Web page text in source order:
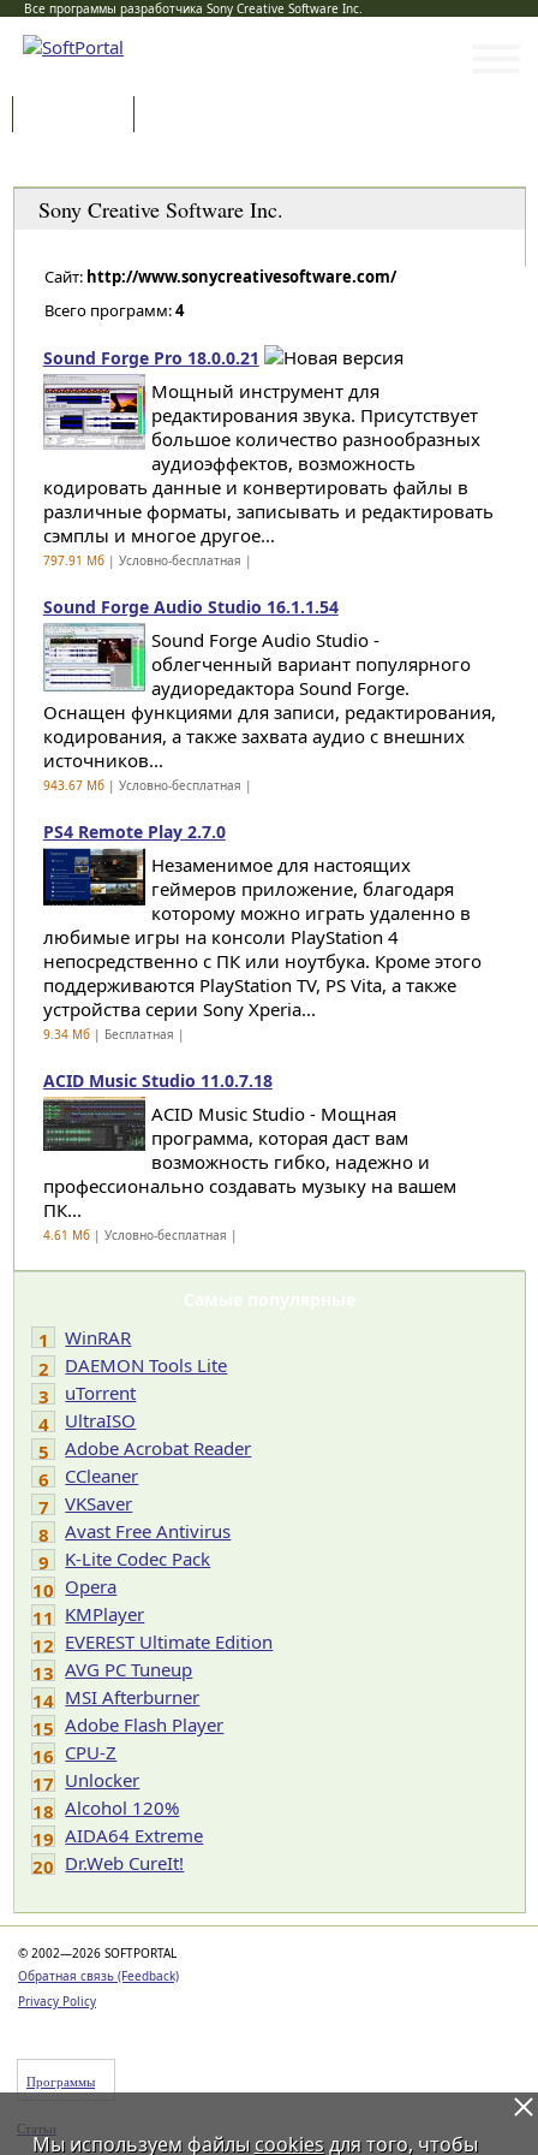
Все программы разработчика Sony Creative Software Inc.
Sony Creative Software Inc.
Сайт: http://www.sonycreativesoftware.com/
Всего программ:4
Sound Forge Pro 18.0.0.21
Mощный инструмент для
редактирования звука. Присутствует
большое количество разнообразных
аудиоэффектов, возможность
кодировать данные и конвертировать файлы в
различные форматы, записывать и редактировать
сэмплы и многое другое...
797.91 Мб| Условно-бесплатная |
Sound Forge Audio Studio 16.1.1.54
Sound Forge Audio Studio -
облегченный вариант популярного
аудиоредактора Sound Forge.
Оснащен функциями для записи, редактирования,
кодирования, а также захвата аудио с внешних
источников...
943.67 Мб| Условно-бесплатная |
PS4 Remote Play 2.7.0
Незаменимое для настоящих
геймеров приложение, благодаря
которому можно играть удаленно в
любимые игры на консоли PlayStation 4
непосредственно с ПК или ноутбука. Кроме этого
поддерживаются PlayStation TV, PS Vita, а также
устройства серии Sony Xperia...
9.34 Мб| Бесплатная |
ACID Music Studio 11.0.7.18
ACID Music Studio - Мощная
программа, которая даст вам
возможность гибко, надежно и
профессионально создавать музыку на вашем
ПК...
4.61 Мб| Условно-бесплатная |
Самые популярные
1
WinRAR
2
DAEMON Tools Lite
3
uTorrent
4
UltraISO
5
Adobe Acrobat Reader
6
CCleaner
7
VKSaver
8
Avast Free Antivirus
9
K-Lite Codec Pack
10 Opera
11 KMPlayer
12 EVEREST Ultimate Edition
13 AVG PC Tuneup
14 MSI Afterburner
15 Adobe Flash Player
16 CPU-Z
17 Unlocker
18 Alcohol 120%
19 AIDA64 Extreme
20 Dr.Web CureIt!
© 2002—2026 SOFTPORTAL
Обратная связь (Feedback)
Privacy Policy
Программы
Статьи
Мы используем файлы cookiesдля того, чтобы